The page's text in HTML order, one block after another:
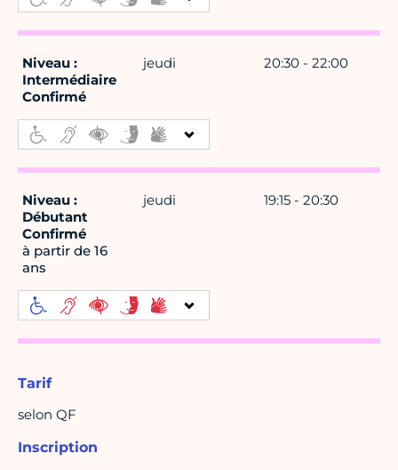
Niveau :
Intermédiaire
Confirmé
jeudi 20:30 - 22:00
Niveau :
Débutant
Confirmé
à partir de 16
ans
jeudi 19:15 - 20:30
Tarif
selon QF
Inscription